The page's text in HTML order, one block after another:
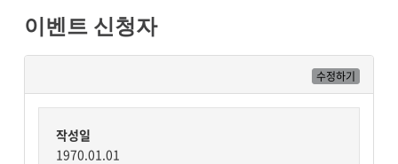
이벤트 신청자
수정하기
작성일
1970.01.01